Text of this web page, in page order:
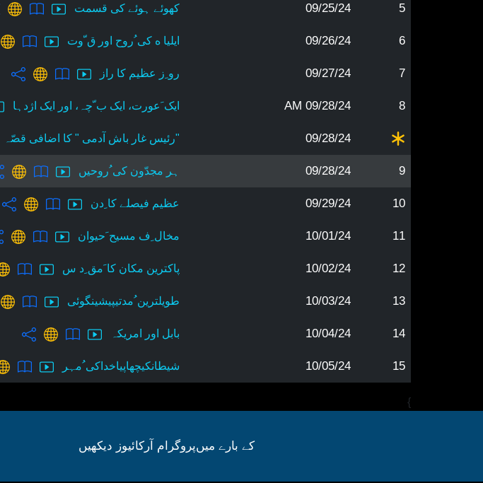
5
09/25/24 کھوئے ہوئے کی قسمت
6
09/26/24 ایلیا ه کی ُروح اور ق ّوت
7
09/27/24 رو ِز عظیم کا راز
8
09/28/24 AM ایک َعورت، ایک ب ّچہ، اور ایک اژدہا
09/28/24 "رئیس غار باش آدمی " کا اضافی قصّہ
9
09/28/24 ہر مجدّون کی ُروحیں
10
09/29/24 عظیم فیصلے کا ِدن
11
10/01/24 مخال ِف مسیح َحیوان
12
10/02/24 پاکترین مکان کا َمق ِد س
13
10/03/24 طویلترین ُمدتیپیشینگوئی
14
10/04/24 بابل اور امریکہ
15
10/05/24 شیطانکیچھاپیاخداکی ُمہر
}
کے بارے میںپروگرام آرکائیوز دیکھیں